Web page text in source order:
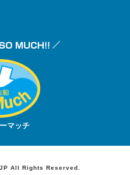
マッチ
All Rights Reserved.